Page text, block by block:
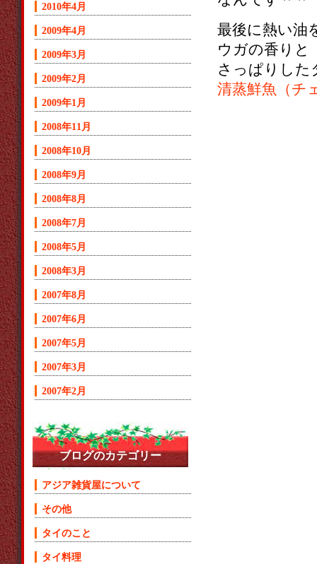
最後に熱い油
ウガの香りと
さっぱりした
清蒸鮮魚（チ
2010年4月
2009年4月
2009年3月
2009年2月
2009年1月
2008年11月
2008年10月
2008年9月
2008年8月
2008年7月
2008年5月
2008年3月
2007年8月
2007年6月
2007年5月
2007年3月
2007年2月
ブログのカテゴリー
アジア雑貨屋について
その他
タイのこと
タイ料理